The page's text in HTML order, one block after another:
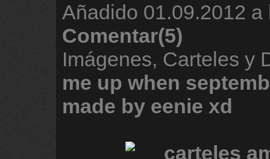
Añadido 01.09.2012 a
Comentar(5)
Imágenes, Carteles y
me up when
made by eenie xd